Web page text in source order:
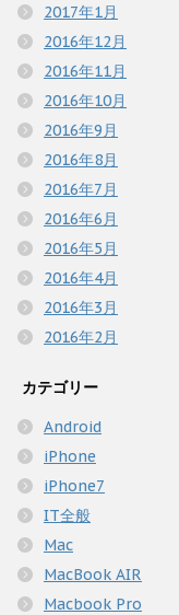
2017年1月
2016年12月
2016年11月
2016年10月
2016年9月
2016年8月
2016年7月
2016年6月
2016年5月
2016年4月
2016年3月
2016年2月
カテゴリー
Android
iPhone
iPhone7
IT全般
Mac
MacBook AIR
Macbook Pro